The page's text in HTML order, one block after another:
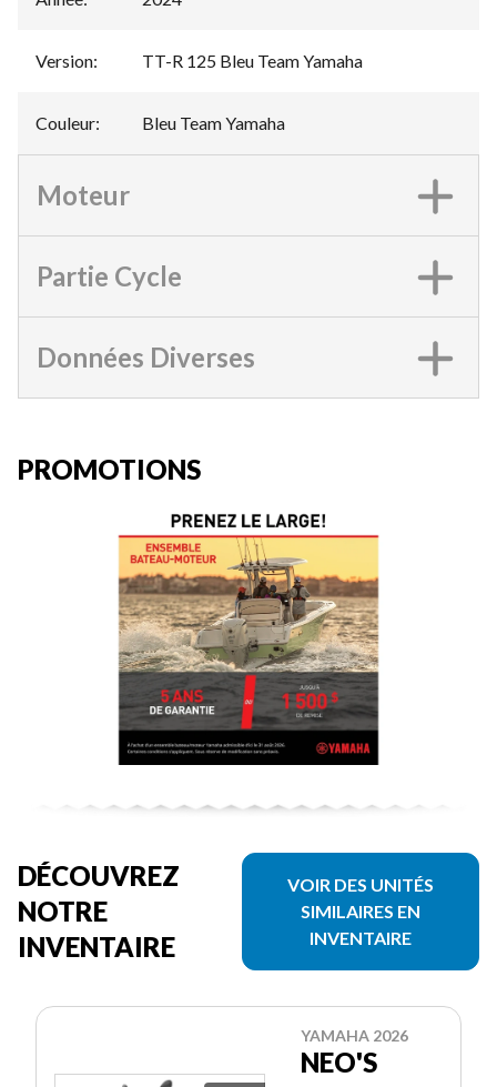
Version: TT-R 125 Bleu Team Yamaha
Couleur: Bleu Team Yamaha
Moteur
Partie Cycle
Données Diverses
PROMOTIONS
DÉCOUVREZ
NOTRE
INVENTAIRE
VOIR DES UNITÉS
SIMILAIRES EN
INVENTAIRE
YAMAHA 2026
NEO'S